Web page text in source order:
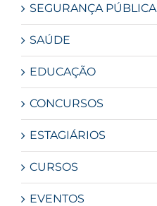
SEGURANÇA PÚBLICA
SAÚDE
EDUCAÇÃO
CONCURSOS
ESTAGIÁRIOS
CURSOS
EVENTOS